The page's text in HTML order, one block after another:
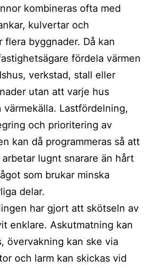
kombineras ofta med
kulvertar och
flera byggnader. Då kan
fördela värmen
verkstad, stall eller
utan att varje hus
värmekälla. Lastfördelning,
och prioritering av
kan då programmeras så att
lugnt snarare än hårt
som brukar minska
delar.
har gjort att skötseln av
enklare. Askutmatning kan
övervakning kan ske via
och larm kan skickas vid